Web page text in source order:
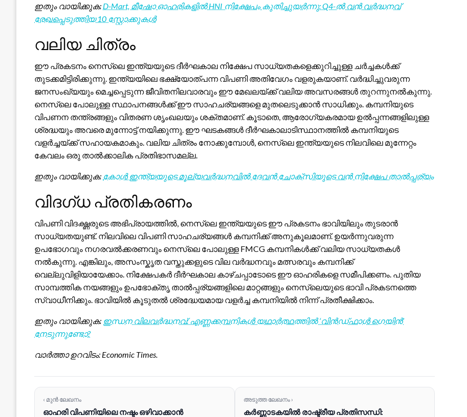
ഇതും വായിക്കുക: D-Mart, മീഷോ ഓഹരികളിൽ HNI നിക്ഷേപം കുതിച്ചുയർന്നു: Q4-ൽ വൻ വർദ്ധനവ്
രേഖപ്പെടുത്തിയ 10 സ്റ്റോക്കുകൾ
വലിയ ചിത്രം
ഈ പ്രകടനം നെസ്‌ലെ ഇന്ത്യയുടെ ദീർഘകാല നിക്ഷേപ സാധ്യതകളെക്കുറിച്ചുള്ള ചർച്ചകൾക്ക്
തുടക്കമിട്ടിരിക്കുന്നു. ഇന്ത്യയിലെ ഭക്ഷ്യോത്പന്ന വിപണി അതിവേഗം വളരുകയാണ്. വർദ്ധിച്ചുവരുന്ന
ജനസംഖ്യയും മെച്ചപ്പെടുന്ന ജീവിതനിലവാരവും ഈ മേഖലയ്ക്ക് വലിയ അവസരങ്ങൾ തുറന്നുനൽകുന്നു.
നെസ്‌ലെ പോലുള്ള സ്ഥാപനങ്ങൾക്ക് ഈ സാഹചര്യങ്ങളെ മുതലെടുക്കാൻ സാധിക്കും. കമ്പനിയുടെ
വിപണന തന്ത്രങ്ങളും വിതരണ ശൃംഖലയും ശക്തമാണ്. കൂടാതെ, ആരോഗ്യകരമായ ഉൽപ്പന്നങ്ങളിലുള്ള
ശ്രദ്ധയും അവരെ മുന്നോട്ട് നയിക്കുന്നു. ഈ ഘടകങ്ങൾ ദീർഘകാലാടിസ്ഥാനത്തിൽ കമ്പനിയുടെ
വളർച്ചയ്ക്ക് സഹായകമാകും. വലിയ ചിത്രം നോക്കുമ്പോൾ, നെസ്‌ലെ ഇന്ത്യയുടെ നിലവിലെ മുന്നേറ്റം
കേവലം ഒരു താൽക്കാലിക പ്രതിഭാസമല്ല.
ഇതും വായിക്കുക: കോൾ ഇന്ത്യയുടെ മൂല്യവർദ്ധനവിൽ ദേവൻ ചോക്സിയുടെ വൻ നിക്ഷേപ താൽപ്പര്യം
വിദഗ്ധ പ്രതികരണം
വിപണി വിദഗ്ദ്ധരുടെ അഭിപ്രായത്തിൽ, നെസ്‌ലെ ഇന്ത്യയുടെ ഈ പ്രകടനം ഭാവിയിലും തുടരാൻ
സാധ്യതയുണ്ട്. നിലവിലെ വിപണി സാഹചര്യങ്ങൾ കമ്പനിക്ക് അനുകൂലമാണ്. ഉയർന്നുവരുന്ന
ഉപഭോഗവും നഗരവൽക്കരണവും നെസ്‌ലെ പോലുള്ള FMCG കമ്പനികൾക്ക് വലിയ സാധ്യതകൾ
നൽകുന്നു. എങ്കിലും, അസംസ്കൃത വസ്തുക്കളുടെ വില വർദ്ധനവും മത്സരവും കമ്പനിക്ക്
വെല്ലുവിളിയായേക്കാം. നിക്ഷേപകർ ദീർഘകാല കാഴ്ചപ്പാടോടെ ഈ ഓഹരികളെ സമീപിക്കണം. പുതിയ
സാമ്പത്തിക നയങ്ങളും ഉപഭോക്തൃ താൽപ്പര്യങ്ങളിലെ മാറ്റങ്ങളും നെസ്‌ലെയുടെ ഭാവി പ്രകടനത്തെ
സ്വാധീനിക്കും. ഭാവിയിൽ കൂടുതൽ ശ്രദ്ധേയമായ വളർച്ച കമ്പനിയിൽ നിന്ന് പ്രതീക്ഷിക്കാം.
ഇതും വായിക്കുക: ഇന്ധന വിലവർദ്ധനവ്: എണ്ണക്കമ്പനികൾ യഥാർത്ഥത്തിൽ ‘വിൻഡ്‌ഫാൾ ഗെയിൻ’
നേടുന്നുണ്ടോ?
വാർത്താ ഉറവിടം: Economic Times.
‹ മുൻ ലേഖനം
ഓഹരി വിപണിയിലെ നഷ്ടം ഒഴിവാക്കാൻ
അടുത്ത ലേഖനം ›
കർണ്ണാടകയിൽ രാഷ്ട്രീയ പ്രതിസന്ധി: